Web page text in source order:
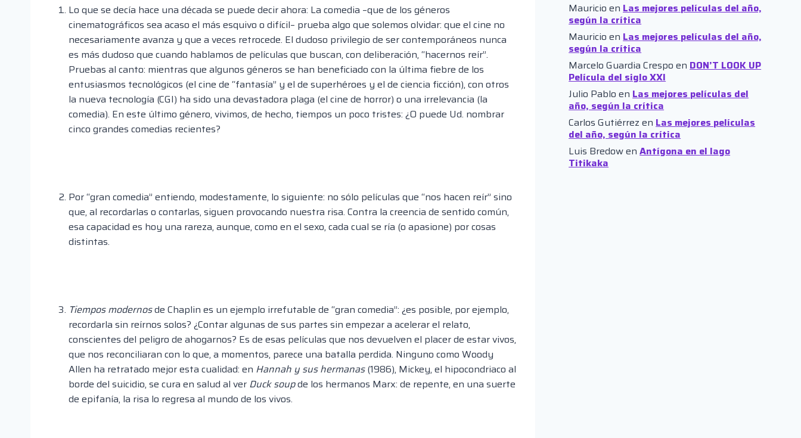
Lo que se decía hace una década se puede decir ahora: La comedia –que de los géneros
cinematográficos sea acaso el más esquivo o difícil– prueba algo que solemos olvidar: que el cine no
necesariamente avanza y que a veces retrocede. El dudoso privilegio de ser contemporáneos nunca
es más dudoso que cuando hablamos de películas que buscan, con deliberación, “hacernos reír”.
Pruebas al canto: mientras que algunos géneros se han beneficiado con la última fiebre de los
entusiasmos tecnológicos (el cine de “fantasía” y el de superhéroes y el de ciencia ficción), con otros
la nueva tecnología (CGI) ha sido una devastadora plaga (el cine de horror) o una irrelevancia (la
comedia). En este último género, vivimos, de hecho, tiempos un poco tristes: ¿O puede Ud. nombrar
cinco grandes comedias recientes?
Por “gran comedia” entiendo, modestamente, lo siguiente: no sólo películas que “nos hacen reír” sino
que, al recordarlas o contarlas, siguen provocando nuestra risa. Contra la creencia de sentido común,
esa capacidad es hoy una rareza, aunque, como en el sexo, cada cual se ría (o apasione) por cosas
distintas.
Tiempos modernosde Chaplin es un ejemplo irrefutable de “gran comedia”: ¿es posible, por ejemplo,
recordarla sin reírnos solos? ¿Contar algunas de sus partes sin empezar a acelerar el relato,
conscientes del peligro de ahogarnos? Es de esas películas que nos devuelven el placer de estar vivos,
que nos reconciliaran con lo que, a momentos, parece una batalla perdida. Ninguno como Woody
Allen ha retratado mejor esta cualidad: en Hannah y sus hermanas(1986), Mickey, el hipocondriaco al
borde del suicidio, se cura en salud al ver Duck soupde los hermanos Marx: de repente, en una suerte
de epifanía, la risa lo regresa al mundo de los vivos.
Mauricio enLas mejores películas del año,
según la crítica
Mauricio enLas mejores películas del año,
según la crítica
Marcelo Guardia Crespo enDON’T LOOK UP
Película del siglo XXI
Julio Pablo enLas mejores películas del
año, según la crítica
Carlos Gutiérrez enLas mejores películas
del año, según la crítica
Luis BredowenAntígona en el lago
Titikaka